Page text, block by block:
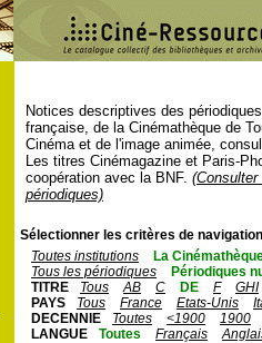
Notices descriptives des
française, de la Cinémathèque de
Cinéma et de l'image animée,
Les titres Cinémagazine et Paris-
coopération avec la BNF.
périodiques)
Sélectionner les critères de
Toutes institutions
La
Tous les périodiques
Périodiques
TITRE
Tous AB C DE F
GHI
PAYS
Tous France Etats-Unis
DECENNIE
Toutes <1900
1900
LANGUE
Toutes Français